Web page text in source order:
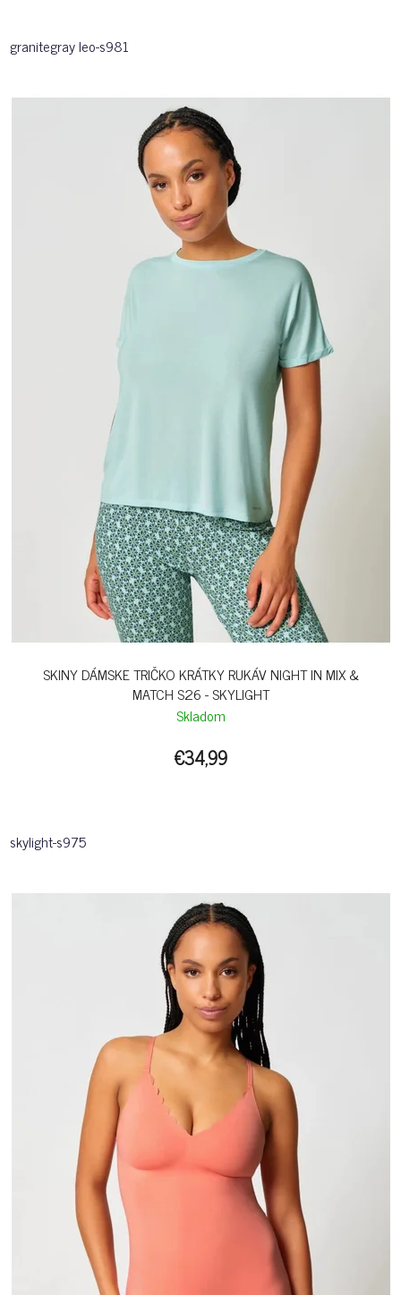
granitegray leo-s981
SKINY DÁMSKE TRIČKO KRÁTKY RUKÁV NIGHT IN MIX &
MATCH S26 - SKYLIGHT
Skladom
€34,99
skylight-s975